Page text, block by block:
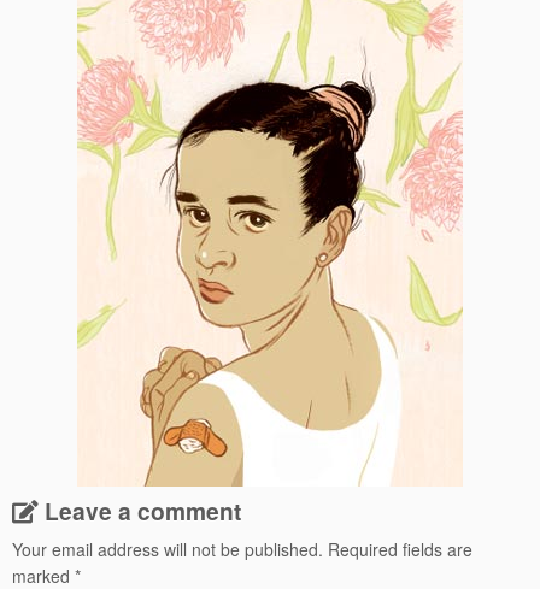
Leave a comment
Your email address will not be published. Required fields are
marked *